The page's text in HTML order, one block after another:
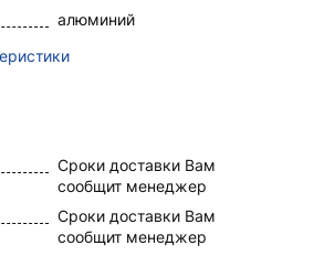
алюминий
Сроки доставки Вам
сообщит менеджер
Сроки доставки Вам
сообщит менеджер